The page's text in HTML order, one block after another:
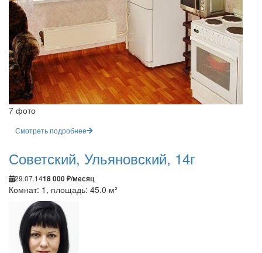
7 фото
Смотреть подробнее
Советский, Ульяновский, 14г
29.07.1418 000 ₽/месяц
Комнат: 1, площадь: 45.0 м²